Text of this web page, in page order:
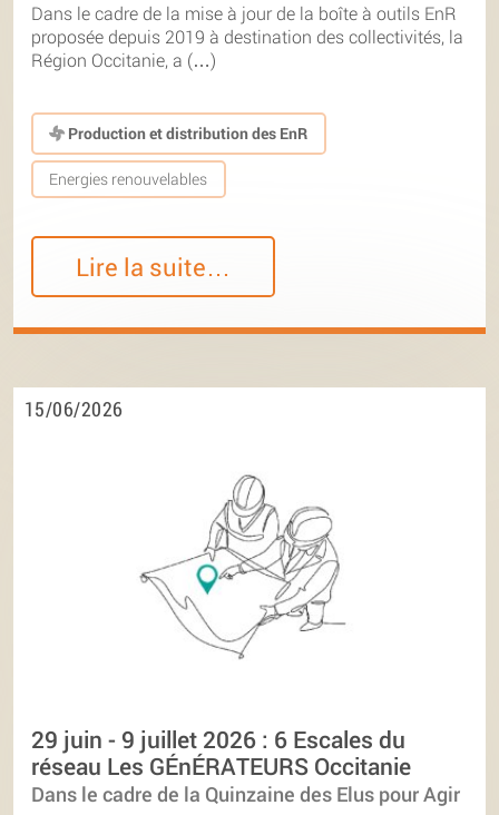
Dans le cadre de la mise à jour de la boîte à outils EnR
proposée depuis 2019 à destination des collectivités, la
Région Occitanie, a (…)
Production et distribution des EnR
Energies renouvelables
Lire la suite…
15/06/2026
29 juin - 9 juillet 2026 : 6 Escales du
réseau Les GÉnÉRATEURS Occitanie
Dans le cadre de la Quinzaine des Elus pour Agir